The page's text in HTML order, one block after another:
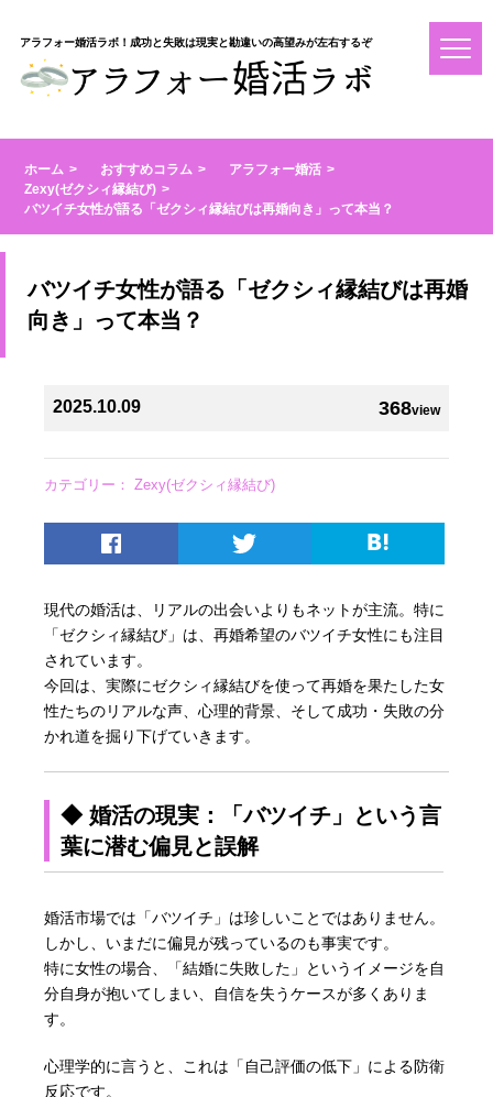
アラフォー婚活ラボ！成功と失敗は現実と勘違いの高望みが左右するぞ
ホーム おすすめコラム
アラフォー婚活
Zexy(ゼクシィ縁結び)
バツイチ女性が語る「ゼクシィ縁結びは再婚向き」って本当？
バツイチ女性が語る「ゼクシィ縁結びは再婚
向き」って本当？
368view
2025.10.09
カテゴリー： Zexy(ゼクシィ縁結び)
現代の婚活は、リアルの出会いよりもネットが主流。特に
「ゼクシィ縁結び」は、再婚希望のバツイチ女性にも注目
されています。
今回は、実際にゼクシィ縁結びを使って再婚を果たした女
性たちのリアルな声、心理的背景、そして成功・失敗の分
かれ道を掘り下げていきます。
◆ 婚活の現実：「バツイチ」という言
葉に潜む偏見と誤解
婚活市場では「バツイチ」は珍しいことではありません。
しかし、いまだに偏見が残っているのも事実です。
特に女性の場合、「結婚に失敗した」というイメージを自
分自身が抱いてしまい、自信を失うケースが多くありま
す。
心理学的に言うと、これは「自己評価の低下」による防衛
反応です。